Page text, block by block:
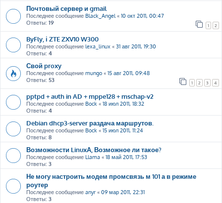
Почтовый сервер и gmail
Последнее сообщение Black_Angel« 10 окт 2011, 00:47
Ответы: 19 1 2
ByFly, і ZTE ZXV10 W300
Последнее сообщение lexa_linux « 31 авг 2011, 19:30
Ответы: 4
Свой proxy
Последнее сообщение mungo « 15 авг 2011, 09:48
Ответы: 53 1 2 3 4
pptpd + auth in AD + mppe128 + mschap-v2
Последнее сообщение Bock « 18 июл 2011, 18:32
Ответы: 4
Debian dhcp3-server раздача маршрутов.
Последнее сообщение Bock « 15 июл 2011, 11:24
Ответы: 8
Возможности LinuxА, Возможное ли такое?
Последнее сообщение Llama « 18 май 2011, 17:53
Ответы: 3
Не могу настроить модем промсвязь м 101 а в режиме
роутер
Последнее сообщение anyr « 09 мар 2011, 22:31
Ответы: 3